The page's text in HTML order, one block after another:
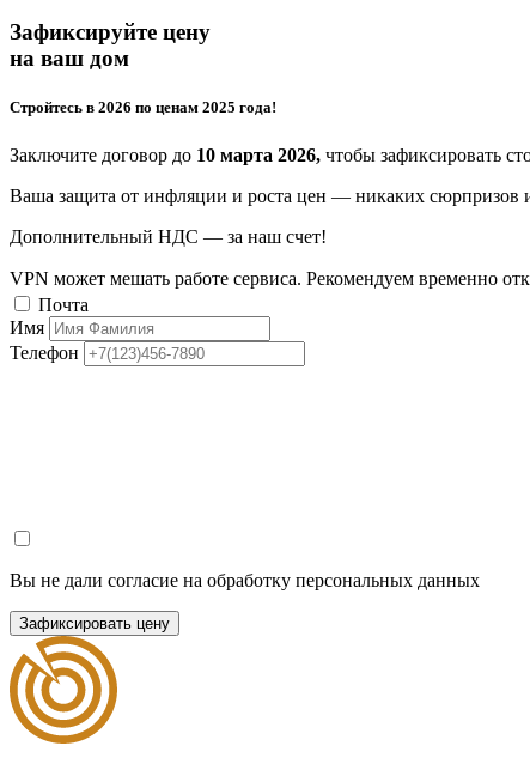
Зафиксируйте цену
на ваш дом
Стройтесь в 2026 по ценам 2025 года!
Заключите договор до 10 марта 2026, чтобы зафиксировать
Ваша защита от инфляции и роста цен — никаких сюрпризов и
Дополнительный НДС — за наш счет!
VPN может мешать работе сервиса. Рекомендуем временно
Почта
Имя
Телефон
Вы не дали согласие на обработку персональных данных
Зафиксировать цену